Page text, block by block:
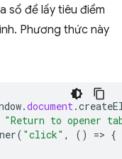
sổ để lấy tiêu điểm
Phương thức này
.document .
"Return to opener
( "click" , () => {